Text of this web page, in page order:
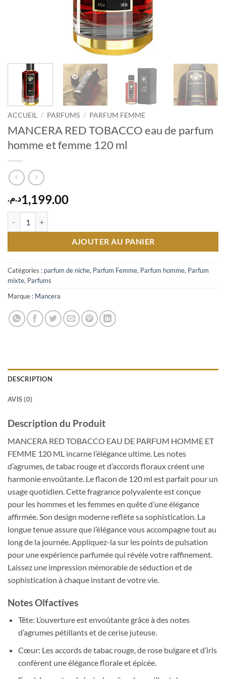
ACCUEIL / PARFUMS / PARFUM FEMME
MANCERA RED TOBACCO eau de parfum
homme et femme 120 ml
1,199.00د.م.
AJOUTER AU PANIER
Catégories : parfum de niche, Parfum Femme, Parfum homme, Parfum
mixte, Parfums
Marque : Mancera
DESCRIPTION
AVIS (0)
Description du Produit
MANCERA RED TOBACCO EAU DE PARFUM HOMME ET
FEMME 120 ML incarne l’élégance ultime. Les notes
d’agrumes, de tabac rouge et d’accords floraux créent une
harmonie envoûtante. Le flacon de 120 ml est parfait pour un
usage quotidien. Cette fragrance polyvalente est conçue
pour les hommes et les femmes en quête d’une élégance
affirmée. Son design moderne reflète sa sophistication. La
longue tenue assure que l’élégance vous accompagne tout au
long de la journée. Appliquez-la sur les points de pulsation
pour une expérience parfumée qui révèle votre raffinement.
Laissez une impression mémorable de séduction et de
sophistication à chaque instant de votre vie.
Notes Olfactives
Tête: L’ouverture est envoûtante grâce à des notes
d’agrumes pétillants et de cerise juteuse.
Cœur: Les accords de tabac rouge, de rose bulgare et d’iris
confèrent une élégance florale et épicée.